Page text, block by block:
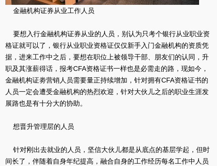
金融机构证券从业工作人员
要想入行金融机构证券从业的人员，别认为只考个银行从业职业资
格证就可以了，银行从业职业资格证仅仅新手入门金融机构的资质凭
据，进来工作中之后，要想在职位上被领导干部、朋友们的认同，升
职及其涨薪得话，报考CFA资格证书一样也是必需走的路，现如今，
金融机构证劵营销人员需要量正持续增加，针对拥有CFA资格证书的
人员一定会遭受金融机构的热烈欢迎，针对大伙儿之后的职业生涯发
展路也是有十分大的协助。
想晋升管理层的人员
针对刚出去就业的人员，坚信大伙儿都是从底点的基层学起，但时
间长了，伴随着自身年纪提高，融合自身的工作经历每名工作中人员